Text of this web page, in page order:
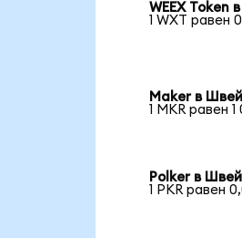
WEEX Token
1 WXT равен
Maker в
1 MKR равен 1
Polker в
1 PKR равен